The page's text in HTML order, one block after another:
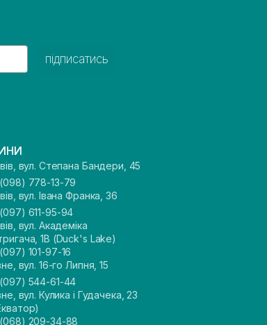
підписатись
вул. Степана Бандери, 45
778-13-79
вул. Івана Франка, 36
611-95-94
вул. Академіка
1В (Duck's Lake)
101-97-16
вул. 16-го Липня, 15
544-61-44
вул. Кулика і Гудачека, 23
209-34-88